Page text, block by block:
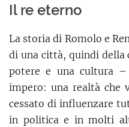
Il re eterno
La storia di Romolo e
di una città, quindi della
potere e una cultura
impero: una realtà che
cessato di influenzare
in politica e in molti